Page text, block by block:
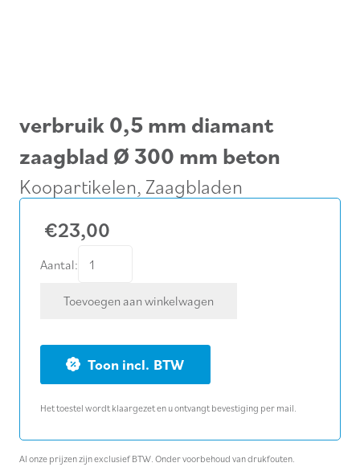
verbruik 0,5 mm diamant
zaagblad Ø 300 mm beton
Koopartikelen, Zaagbladen
€23,00
Aantal:
mm
zaagblad
Ø
mm
beton
aantal
Toevoegen aan winkelwagen
BTW
Het toestel wordt klaargezet en u ontvangt bevestiging per mail.
Al onze prijzen zijn exclusief BTW. Onder voorbehoud van drukfouten.